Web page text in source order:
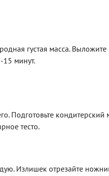
густая масса.
15 минут.
Подготовьте
тесто.
Излишек отрезайте